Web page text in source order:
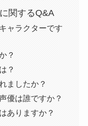
関するQ&A
ャラクターです
？
？
ましたか？
優は誰ですか？
ありますか？